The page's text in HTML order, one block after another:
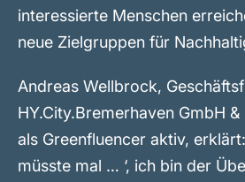
interessierte Menschen
neue Zielgruppen für
Andreas Wellbrock,
HY.City.Bremerhaven GmbH
als Greenfluencer aktiv, erklärt:
müsste mal … ‘, ich bin der